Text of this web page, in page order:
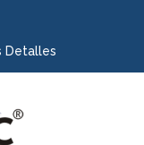
Detalles